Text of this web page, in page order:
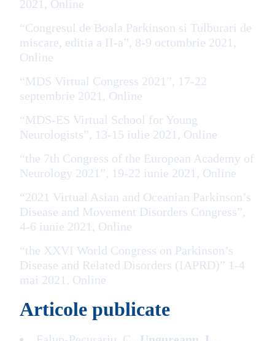
2021, Online
“Congresul de Boala Parkinson si Tulburari de
miscare, editia a II-a”, 8-9 octombrie 2021,
Online
“MDS Virtual Congress 2021”, 17-22
septembrie 2021, Online
“MDS-ES Virtual School for Young
Neurologists”, 13-15 iulie 2021, Online
“the 7th Congress of the European Academy of
Neurology 2021”, 19-22 iunie 2021, Online
“2021 Virtual Asian and Oceanian Parkinson’s
Disease and Movement Disorders Congress”,
4-6 iunie 2021, Online
“the XXVI World Congress on Parkinson’s
Disease and Related Disorders (IAPRD)” 1-4
mai 2021, Online
Articole publicate